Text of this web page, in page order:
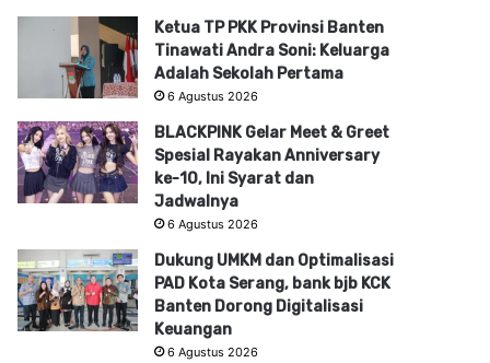
Ketua TP PKK Provinsi Banten
Tinawati Andra Soni: Keluarga
Adalah Sekolah Pertama
6 Agustus 2026
BLACKPINK Gelar Meet & Greet
Spesial Rayakan Anniversary
ke-10, Ini Syarat dan
Jadwalnya
6 Agustus 2026
Dukung UMKM dan Optimalisasi
PAD Kota Serang, bank bjb KCK
Banten Dorong Digitalisasi
Keuangan
6 Agustus 2026